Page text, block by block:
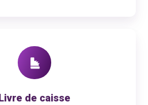
de caisse
de
caisse